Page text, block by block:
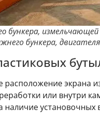
бункера,
бункера,
экрана
или внутри
наличие